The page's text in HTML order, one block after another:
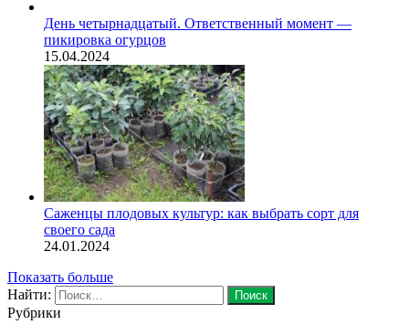
День четырнадцатый. Ответственный момент —
пикировка огурцов
15.04.2024
Саженцы плодовых культур: как выбрать сорт для
своего сада
24.01.2024
Показать больше
Найти:
Рубрики